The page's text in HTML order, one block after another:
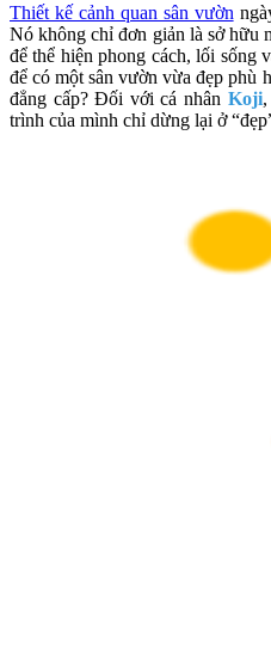
Thiết kế cảnh quan sân vườn
Nó không chỉ đơn giản là sở hữu
để thể hiện phong cách, lối sống
để có một sân vườn vừa đẹp phù
đẳng cấp? Đối với cá nhân Koji,
trình của mình chỉ dừng lại ở